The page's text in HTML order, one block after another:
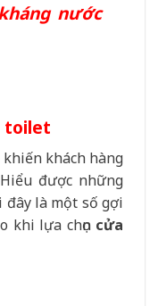
nước
toilet
khách hàng
được những
đây là một số gợi
khi lựa chọn cửa